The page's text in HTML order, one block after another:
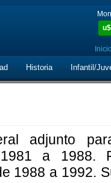
u$
Historia Infantil/
adjunto
a 1988.
1988 a 1992.